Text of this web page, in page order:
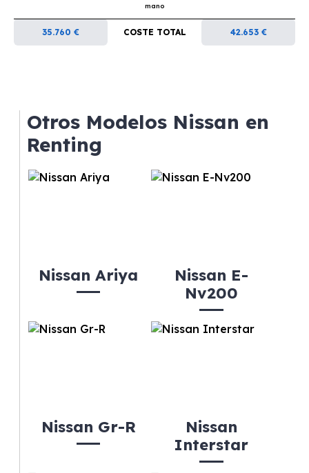
mano
35.760 € COSTE TOTAL 42.653 €
Otros Modelos Nissan en
Renting
Nissan Ariya
Nissan E-
Nv200
Nissan Gr-R
Nissan
Interstar